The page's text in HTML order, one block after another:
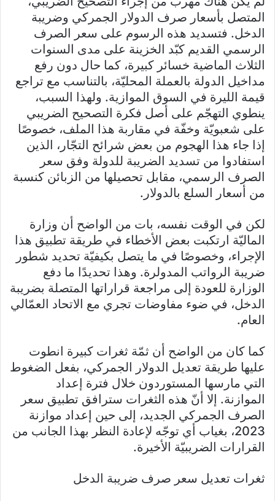
المتصل بأسعار صرف الدولار الجمركي وضريبة
الدخل. فتسديد هذه الرسوم على سعر الصرف
الرسمي القديم كبّد الخزينة على مدى السنوات
الثلاث الماضية خسائر كبيرة، كما حال دون رفع
مداخيل الدولة بالعملة المحليّة، بالتناسب مع تراجع
قيمة الليرة في السوق الموازية. ولهذا السبب،
ينطوي التهجّم على أصل فكرة التصحيح الضريبي
على شعبويّة وخفّة في مقاربة هذا الملف، خصوصًا
إذا جاء هذا الهجوم من بعض شرائح التجّار، الذين
استفادوا من تسديد الضريبة للدولة وفق سعر
الصرف الرسمي، مقابل تحصيلها من الزبائن كنسبة
من أسعار السلع بالدولار.
لكن في الوقت نفسه، بات من الواضح أن وزارة
الماليّة ارتكبت بعض الأخطاء في طريقة تطبيق هذا
الإجراء، وخصوصًا في ما يتصل بكيفيّة تحديد شطور
ضريبة الرواتب المدولرة. وهذا تحديدًا ما دفع
الوزارة للعودة إلى مراجعة قراراتها المتصلة بضريبة
الدخل، في ضوء مفاوضات تجري مع الاتحاد العمّالي
العام.
كما كان من الواضح أن ثمّة ثغرات كبيرة انطوت
عليها طريقة تعديل الدولار الجمركي، بفعل الضغوط
التي مارسها المستوردون خلال فترة إعداد
الموازنة. إلا أنّ هذه الثغرات سترافق تطبيق سعر
الصرف الجمركي الجديد، إلى حين إعداد موازنة
2023، بغياب أي توجّه لإعادة النظر بهذا الجانب من
القرارات الضريبيّة الأخيرة.
ثغرات تعديل سعر صرف ضريبة الدخل